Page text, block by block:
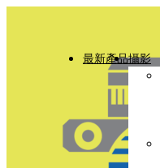
最新產品攝影